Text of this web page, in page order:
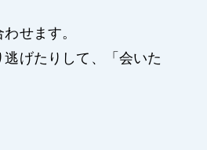
せます。
げたりして、「会いた